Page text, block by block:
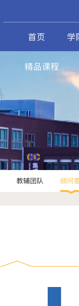
首页 学
精品课程
教辅团队 顾问